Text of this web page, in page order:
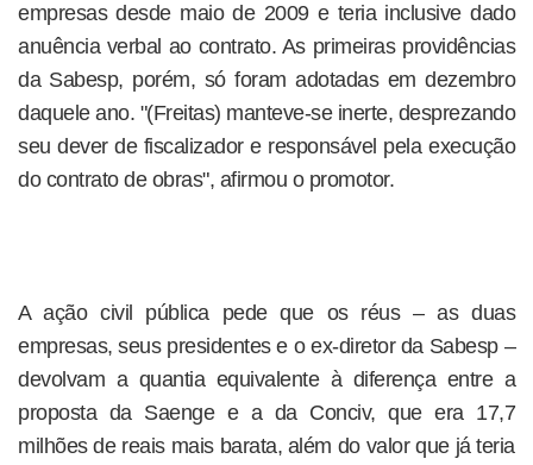
empresas desde maio de 2009 e teria inclusive dado
anuência verbal ao contrato. As primeiras providências
da Sabesp, porém, só foram adotadas em dezembro
daquele ano. "(Freitas) manteve-se inerte, desprezando
seu dever de fiscalizador e responsável pela execução
do contrato de obras", afirmou o promotor.
A ação civil pública pede que os réus – as duas
empresas, seus presidentes e o ex-diretor da Sabesp –
devolvam a quantia equivalente à diferença entre a
proposta da Saenge e a da Conciv, que era 17,7
milhões de reais mais barata, além do valor que já teria